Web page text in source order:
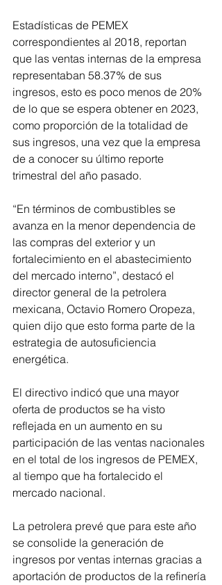
Estadísticas de PEMEX
correspondientes al 2018, reportan
que las ventas internas de la empresa
representaban 58.37% de sus
ingresos, esto es poco menos de 20%
de lo que se espera obtener en 2023,
como proporción de la totalidad de
sus ingresos, una vez que la empresa
de a conocer su último reporte
trimestral del año pasado.
“En términos de combustibles se
avanza en la menor dependencia de
las compras del exterior y un
fortalecimiento en el abastecimiento
del mercado interno”, destacó el
director general de la petrolera
mexicana, Octavio Romero Oropeza,
quien dijo que esto forma parte de la
estrategia de autosuficiencia
energética.
El directivo indicó que una mayor
oferta de productos se ha visto
reflejada en un aumento en su
participación de las ventas nacionales
en el total de los ingresos de PEMEX,
al tiempo que ha fortalecido el
mercado nacional.
La petrolera prevé que para este año
se consolide la generación de
ingresos por ventas internas gracias a
aportación de productos de la refinería